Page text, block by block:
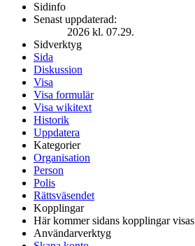
Sidinfo
Senast uppdaterad:
2026 kl. 07.29.
Sidverktyg
Sida
Diskussion
Visa
Visa formulär
Visa wikitext
Historik
Uppdatera
Kategorier
Organisation
Person
Polis
Rättsväsendet
Kopplingar
Här kommer sidans kopplingar visas
Användarverktyg